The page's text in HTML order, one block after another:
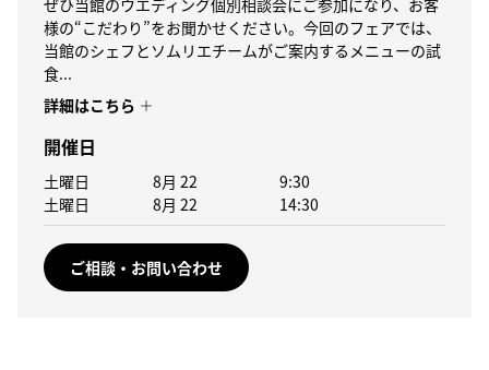
ぜひ当館のウエディング個別相談会にご参加になり、お客
様の“こだわり”をお聞かせください。今回のフェアでは、
当館のシェフとソムリエチームがご案内するメニューの試
食...
詳細はこちら
開催日
土曜日 8月 22
9:30
土曜日
8月 22 14:30
ご相談・お問い合わせ